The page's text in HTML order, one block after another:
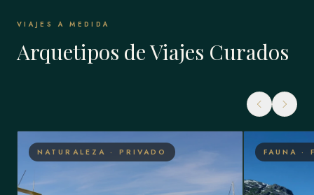
VIAJES A MEDIDA
Arquetipos de Viajes Curados
NATURALEZA · PRIVADO FAUNA ·